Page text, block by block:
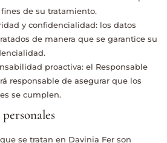
de su tratamiento.
y confidencialidad: los datos
de manera que se garantice su
proactiva: el Responsable
responsable de asegurar que los
se cumplen.
se tratan en Davinia Fer son